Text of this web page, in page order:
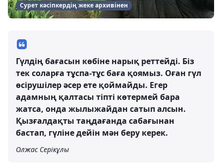
Сурет кәсіпкердің жеке архивінен
Гүлдің бағасын көбіне нарық реттейді. Біз
тек соларға тұспа-тұс баға қоямыз. Оған гүл
өсірушілер әсер ете қоймайды. Егер
адамның қалтасы тіпті көтермей бара
жатса, онда жылыжайдан сатып алсын.
Қызғалдақты таңдағанда сабағынан
бастап, гүліне дейін мән беру керек.
Олжас Серікұлы